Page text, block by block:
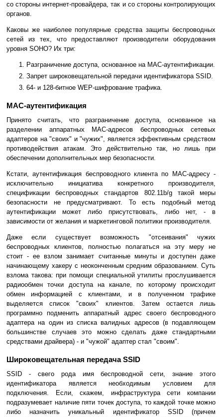
со стороны интернет-провайдера, так и со стороны контролирующих
органов.
Каковы же наиболее популярные средства защиты беспроводных
сетей из тех, что предоставляют производители оборудования
уровня SOHO? Их три:
Разграничение доступа, основанное на MAC-аутентификации.
Запрет широковещательной передачи идентификатора SSID.
64- и 128-битное WEP-шифрование трафика.
MAC-аутентификация
Принято считать, что разграничение доступа, основанное на
разделении аппаратных MAC-адресов беспроводных сетевых
адаптеров на "своих" и "чужих", является эффективным средством
противодействия атакам. Это действительно так, но лишь при
обеспечении дополнительных мер безопасности.
Кстати, аутентификация беспроводного клиента по MAC-адресу -
исключительно инициатива конкретного производителя,
спецификации беспроводных стандартов 802.11b/g такой меры
безопасности не предусматривают. То есть подобный метод
аутентификации может либо присутствовать, либо нет, - в
зависимости от желания и маркетинговой политики производителя.
Даже если существует возможность "отсеивания" чужих
беспроводных клиентов, полностью полагаться на эту меру не
стоит - ее взлом занимает считанные минуты и доступен даже
начинающему хакеру с неоконченным средним образованием. Суть
взлома такова: при помощи специальной утилиты прослушивается
радиообмен точки доступа на канале, по которому происходит
обмен информацией с клиентами, и в полученном трафике
выделяется список "своих" клиентов. Затем остается лишь
программно подменить аппаратный адрес своего беспроводного
адаптера на один из списка валидных адресов (в подавляющем
большинстве случаев это можно сделать даже стандартными
средствами драйвера) - и "чужой" адаптер стал "своим".
Широковещательная передача SSID
SSID - свего рода имя беспроводной сети, знание этого
идентификатора является необходимым условием для
подключения. Если, скажем, инфраструктура сети компании
подразумевает наличие пяти точек доступа, то каждой точке можно
либо назначить уникальный идентификатор SSID (причем